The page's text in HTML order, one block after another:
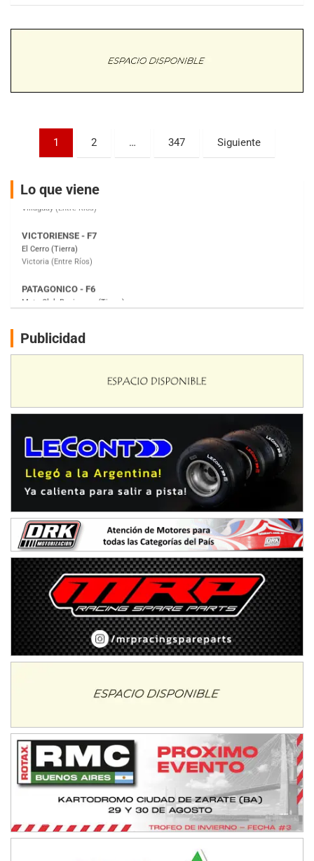
Paginación
entradas
1 2 … 347 Siguiente
Lo que viene
Parque de la Velocidad (Asfalto)
Villaguay (Entre Ríos)
El Cerro (Tierra)
Victoria (Entre Ríos)
Moto Club Reginense (Tierra)
Gral. E. Godoy (Río Negro)
Juventud Unida (Tierra)
Humboldt (Santa Fe)
NORESTE SANTAFESINO - F6
Ciudad de Avellaneda (Asfalto)
Avellaneda (Santa Fe)
SUR SANTAFESINO - F4
Rufino (Santa Fe)
TUCUMANO - F5
Juan Navarro (Asfalto)
COBERTURA ESPECIAL DE E-KART.COM.AR
IAME SERIES ARGENTINA 6
Ramiro Tot (Asfalto)
Baradero (Buenos Aires)
KDO - F6
Ciudad de Trenque Lauquen (Asfalto)
Trenque Lauquen (Buenos Aires)
ENTRERRIANO - F6 (POSTERGADA)
Parque de la Velocidad (Asfalto)
Villaguay (Entre Ríos)
VICTORIENSE - F7
PATAGONICO - F6
Moto Club Reginense (Tierra)
Gral. E. Godoy (Río Negro)
Publicidad